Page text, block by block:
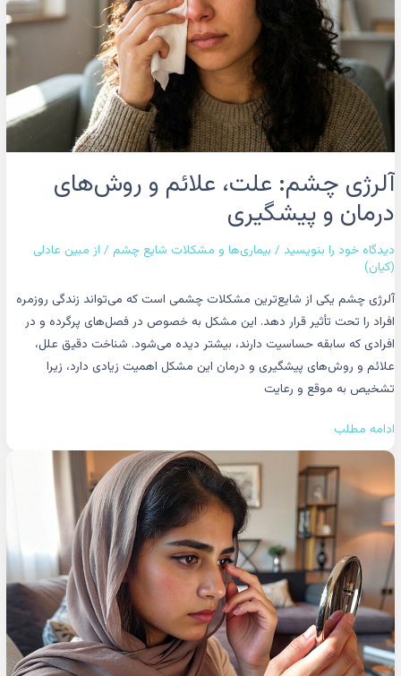
آلرژی چشم: علت، علائم و روش‌های
درمان و پیشگیری
دیدگاه‌ خود را بنویسید / بیماری‌ها و مشکلات شایع چشم / از مبین عادلی
(کیان)
آلرژی چشم یکی از شایع‌ترین مشکلات چشمی است که می‌تواند زندگی روزمره
افراد را تحت تأثیر قرار دهد. این مشکل به خصوص در فصل‌های پرگرده و در
افرادی که سابقه حساسیت دارند، بیشتر دیده می‌شود. شناخت دقیق علل،
علائم و روش‌های پیشگیری و درمان این مشکل اهمیت زیادی دارد، زیرا
تشخیص به موقع و رعایت
و
پیشگیری
ادامه مطلب
درمان
جوش
ریز
لبه
پلک؛
علت‌ها،
علائم
و
موثرترین
روش‌های